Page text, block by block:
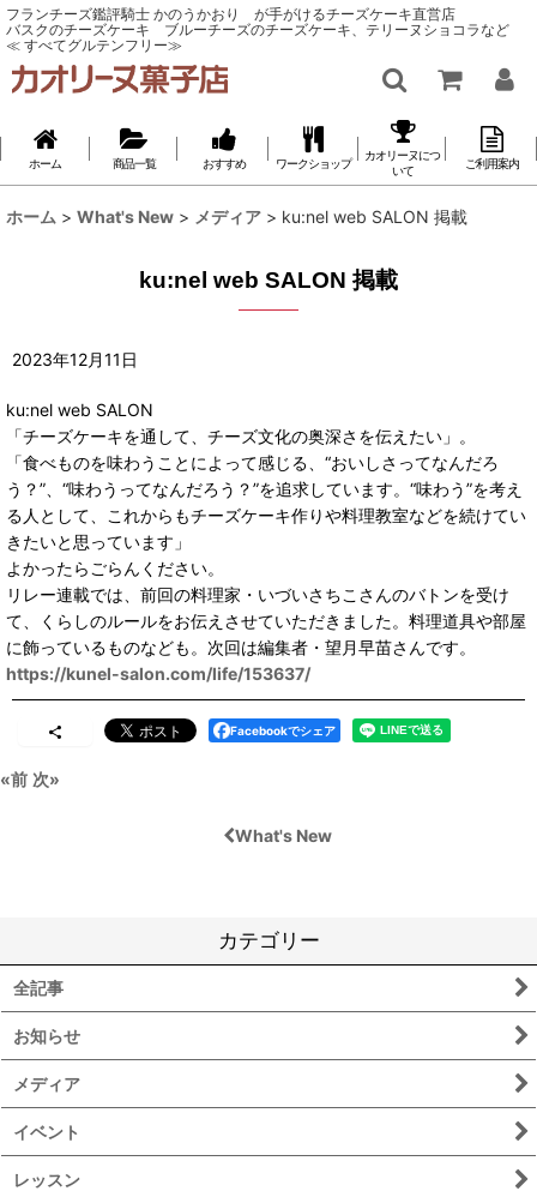
フランチーズ鑑評騎士 かのうかおり が手がけるチーズケーキ直営店
バスクのチーズケーキ ブルーチーズのチーズケーキ、テリーヌショコラなど
≪ すべてグルテンフリー≫
ホーム 商品一覧 おすすめ ワークショップ
カオリーヌにつ
いて
ご利用案内
ホーム > What's New > メディア > ku:nel web SALON 掲載
ku:nel web SALON 掲載
2023年12月11 日
ku:nel web SALON
「チーズケーキを通して、チーズ文化の奥深さを伝えたい」。
「食べものを味わうことによって感じる、“おいしさってなんだろ
う？”、“味わうってなんだろう？”を追求しています。“味わう”を考え
る人として、これからもチーズケーキ作りや料理教室などを続けてい
きたいと思っています」
よかったらごらんください。
リレー連載では、前回の料理家・いづいさちこさんのバトンを受け
て、くらしのルールをお伝えさせていただきました。料理道具や部屋
に飾っているものなども。次回は編集者・望月早苗さんです。
https://kunel-salon.com/life/153637/
Facebookでシェア
«前 次»
What's New
カテゴリー
全記事
お知らせ
メディア
イベント
レッスン